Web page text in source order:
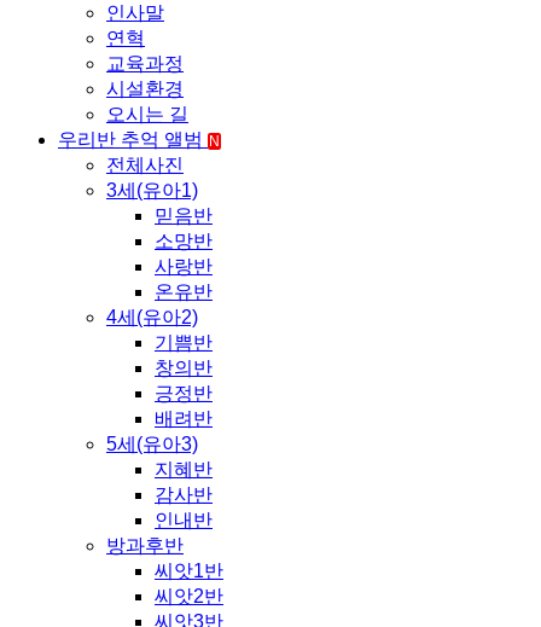
인사말
연혁
교육과정
시설환경
오시는 길
우리반 추억 앨범
N
전체사진
3세(유아1)
믿음반
소망반
사랑반
온유반
4세(유아2)
기쁨반
창의반
긍정반
배려반
5세(유아3)
지혜반
감사반
인내반
방과후반
씨앗1반
씨앗2반
씨앗3반